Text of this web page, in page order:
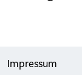
Impressum